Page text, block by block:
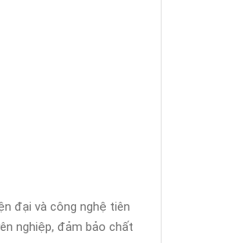
đại và công nghệ tiên
nghiệp, đảm bảo chất